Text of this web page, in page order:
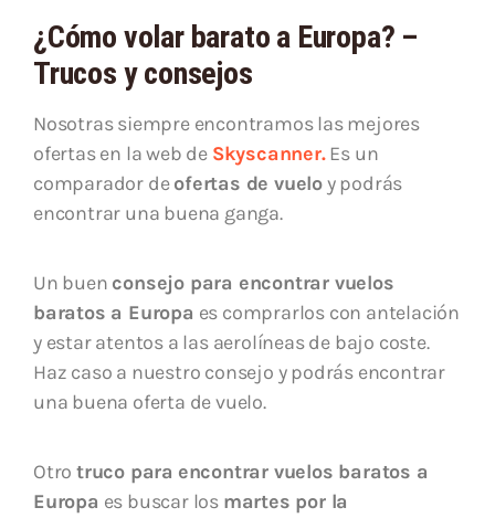
¿Cómo volar barato a Europa? –
Trucos y consejos
Nosotras siempre encontramos las mejores
ofertas en la web de Skyscanner.Es un
comparador deofertas de vueloy podrás
encontrar una buena ganga.
Un buen consejo para encontrar vuelos
baratos a Europa es comprarlos con antelación
y estar atentos a las aerolíneas de bajo coste.
Haz caso a nuestro consejo y podrás encontrar
una buena oferta de vuelo.
Otro truco para encontrar vuelos baratos a
Europa es buscar los martes por la